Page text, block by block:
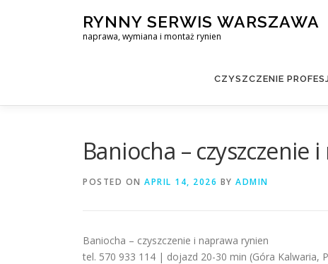
RYNNY SERWIS WARSZAWA
naprawa, wymiana i montaż rynien
CZYSZCZENIE
Baniocha – czyszczenie
POSTED ON APRIL 14, 2026 BY ADMIN
Baniocha – czyszczenie i naprawa rynien
tel. 570 933 114 | dojazd 20-30 min (Góra Kalwaria,